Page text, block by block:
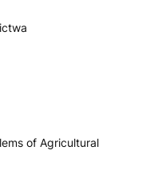
of Agricultural